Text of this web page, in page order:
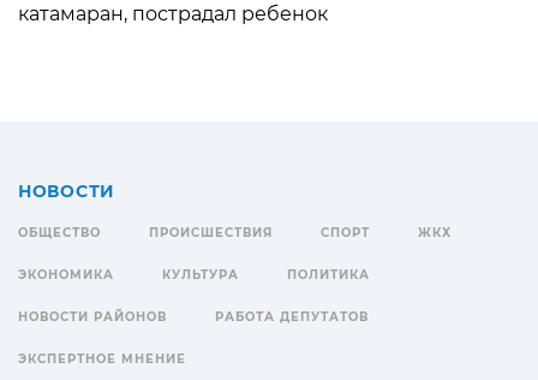
катамаран, пострадал ребенок
НОВОСТИ
ОБЩЕСТВО ПРОИСШЕСТВИЯ СПОРТ ЖКХ
ЭКОНОМИКА КУЛЬТУРА ПОЛИТИКА
НОВОСТИ РАЙОНОВ РАБОТА ДЕПУТАТОВ
ЭКСПЕРТНОЕ МНЕНИЕ